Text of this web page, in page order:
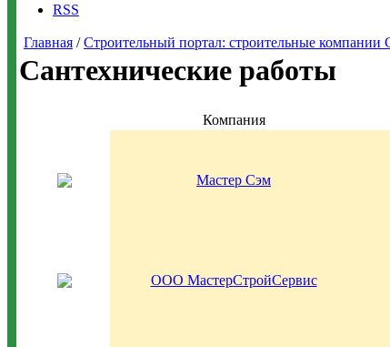
RSS
Главная /Строительный портал: строительные компании
Сантехнические работы
Компания
Мастер Сэм
ООО МастерСтройСервис